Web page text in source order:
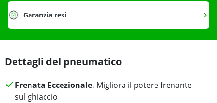
Garanzia resi
Dettagli del pneumatico
Frenata Eccezionale. Migliora il potere frenante
sul ghiaccio